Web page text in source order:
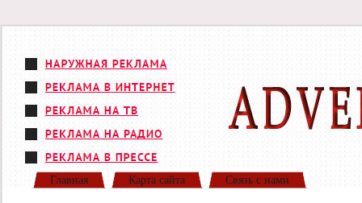
Главная Карта сайта Связь с нами